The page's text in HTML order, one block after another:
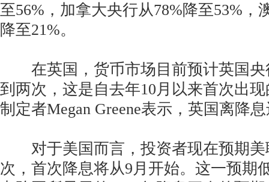
至56%，加拿大央行从78%降至53%，
降至21%。
在英国，货币市场目前预计英国央
到两次，这是自去年10月以来首次出
制定者Megan Greene表示，英国离降
对于美国而言，投资者现在预期美
次，首次降息将从9月开始。这一预期